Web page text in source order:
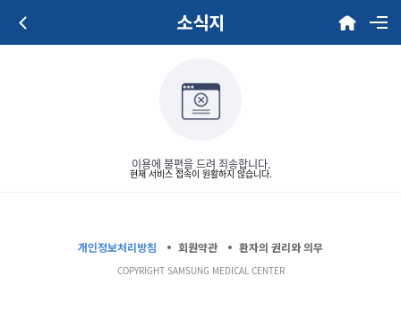
소식지
이용에 불편을 드려 죄송합니다.
현재 서비스 접속이 원활하지 않습니다.
개인정보처리방침 회원약관 환자의 권리와 의무
COPYRIGHT SAMSUNG MEDICAL CENTER